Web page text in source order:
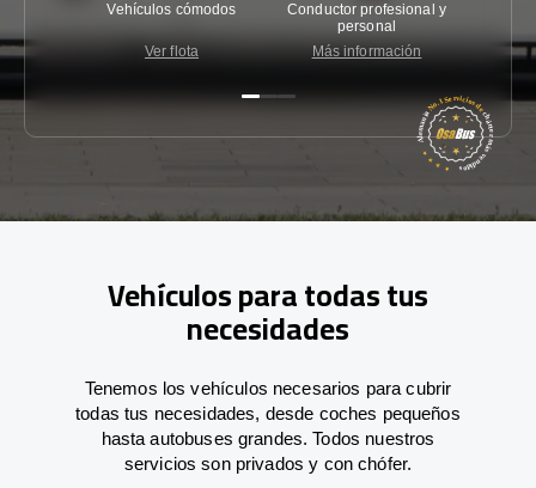
Vehículos cómodos
Ver flota
Conductor profesional y
personal
Más información
Vehículos para todas tus
necesidades
Tenemos los vehículos necesarios para cubrir
todas tus necesidades, desde coches pequeños
hasta autobuses grandes. Todos nuestros
servicios son privados y con chófer.